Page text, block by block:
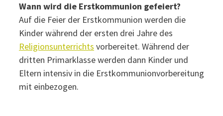
Wann wird die Erstkommunion gefeiert?
Auf die Feier der Erstkommunion werden die
Kinder während der ersten drei Jahre des
Religionsunterrichts vorbereitet. Während der
dritten Primarklasse werden dann Kinder und
Eltern intensiv in die Erstkommunionvorbereitung
mit einbezogen.